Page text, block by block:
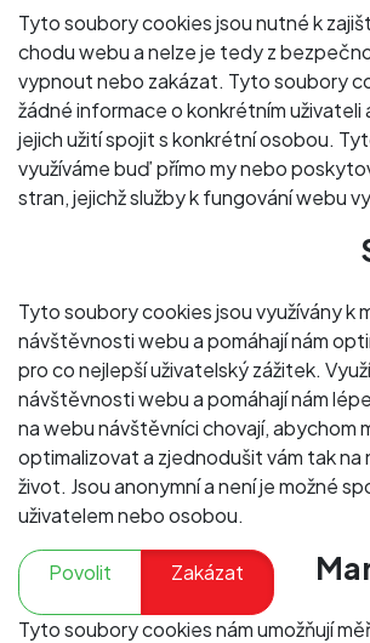
Tyto soubory cookies jsou nutné k
chodu webu a nelze je tedy z
vypnout nebo zakázat. Tyto soubory
žádné informace o konkrétním uživateli
jejich užití spojit s konkrétní osobou.
využíváme buď přímo my nebo
stran, jejichž služby k fungování webu
Tyto soubory cookies jsou využívány k
návštěvnosti webu a pomáhají nám
pro co nejlepší uživatelský zážitek.
návštěvnosti webu a pomáhají nám
na webu návštěvníci chovají, abychom
optimalizovat a zjednodušit vám tak na
život. Jsou anonymní a není je možné
uživatelem nebo osobou.
Povolit Zakázat
Tyto soubory cookies nám umožňují